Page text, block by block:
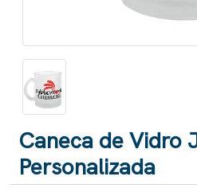
Caneca de Vidro
Personalizada